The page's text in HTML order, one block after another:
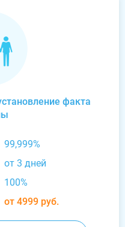
факта
99,999%
от 3 дней
100%
от 4999 руб.